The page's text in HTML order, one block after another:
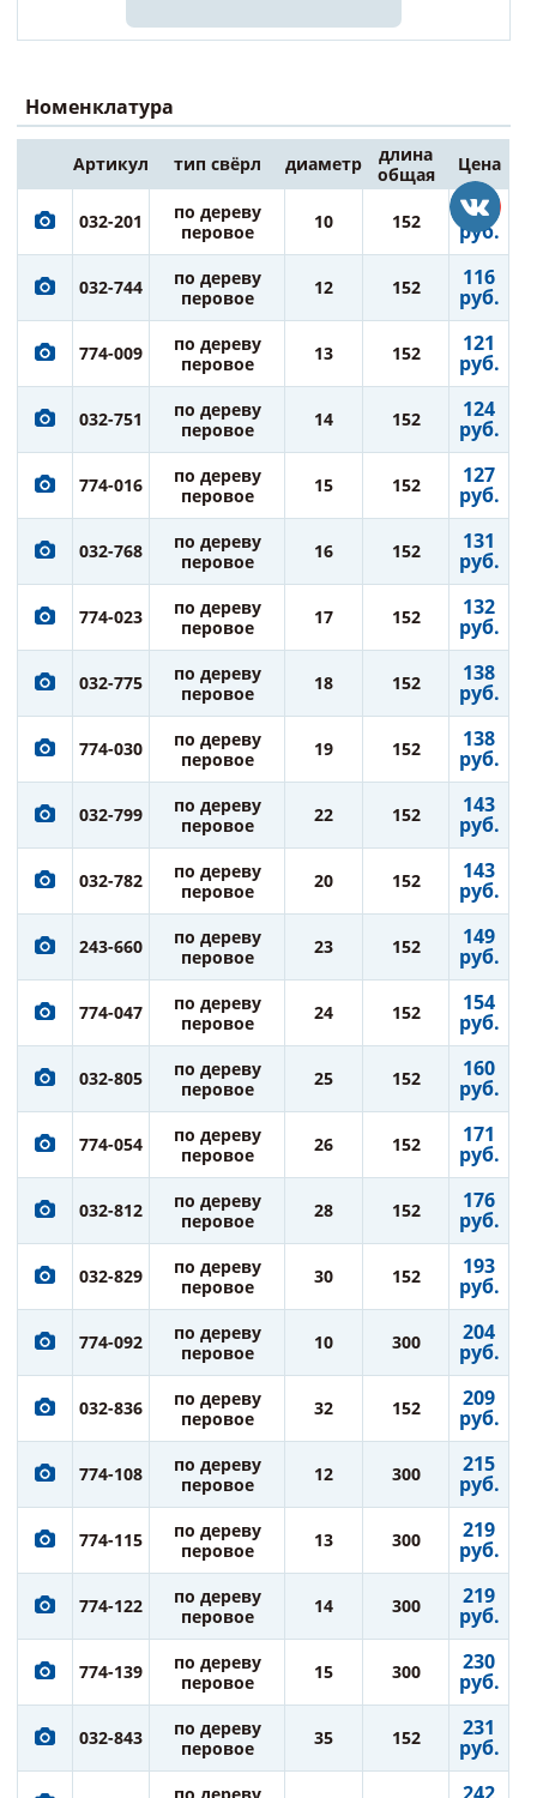
Номенклатура
Артикул тип свёрл диаметр
длина
общая
Цена
032-201
по дереву
перовое
10 152 109
руб.
032-744
по дереву
перовое
12 152 116
руб.
774-009
по дереву
перовое
13 152 121
руб.
032-751
по дереву
перовое
14 152 124
руб.
774-016
по дереву
перовое
15 152 127
руб.
032-768
по дереву
перовое
16 152 131
руб.
774-023
по дереву
перовое
17 152 132
руб.
032-775
по дереву
перовое
18 152 138
руб.
774-030
по дереву
перовое
19 152 138
руб.
032-799
по дереву
перовое
22 152 143
руб.
032-782
по дереву
перовое
20 152 143
руб.
243-660
по дереву
перовое
23 152 149
руб.
774-047
по дереву
перовое
24 152 154
руб.
032-805
по дереву
перовое
25 152 160
руб.
774-054
по дереву
перовое
26 152 171
руб.
032-812
по дереву
перовое
28 152 176
руб.
032-829
по дереву
перовое
30 152 193
руб.
774-092
по дереву
перовое
10 300 204
руб.
032-836
по дереву
перовое
32 152 209
руб.
774-108
по дереву
перовое
12 300 215
руб.
774-115
по дереву
перовое
13 300 219
руб.
774-122
по дереву
перовое
14 300 219
руб.
774-139
по дереву
перовое
15 300 230
руб.
032-843
по дереву
перовое
35 152 231
руб.